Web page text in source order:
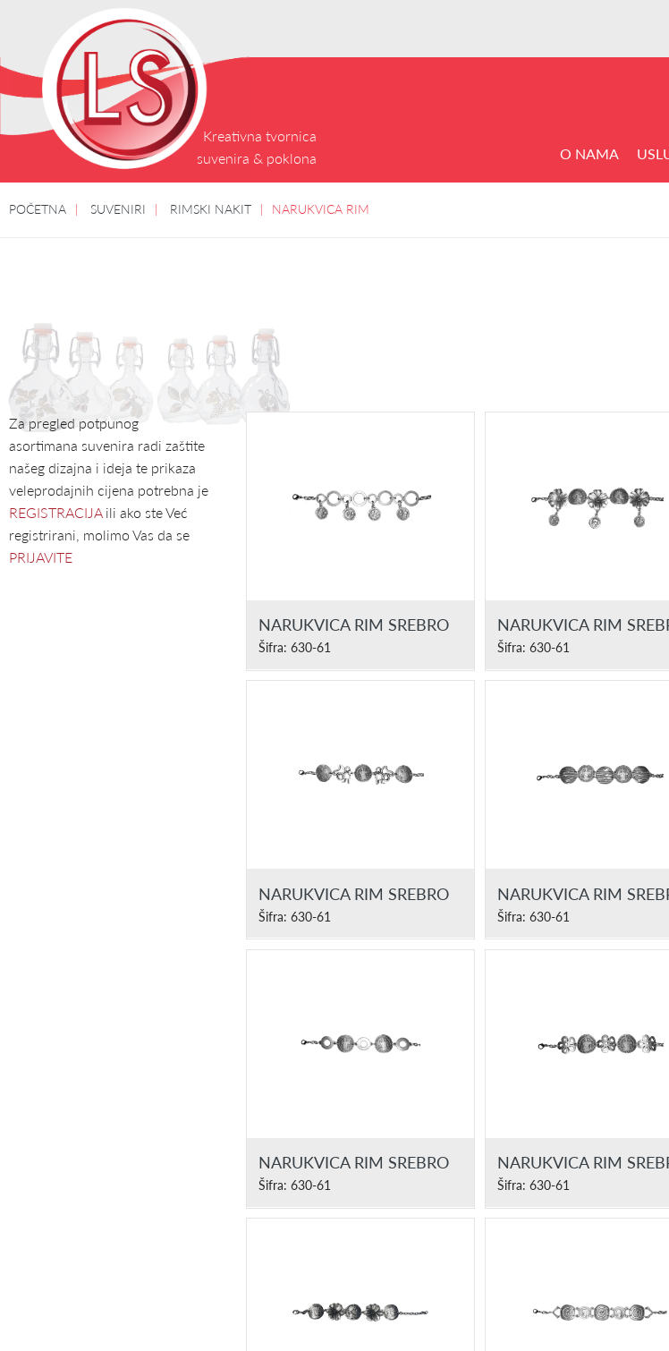
Kreativna tvornica
suvenira & poklona
O NAMA
POČETNA SUVENIRI RIMSKI NAKIT NARUKVICA RIM
Za pregled potpunog
asortimana suvenira radi zaštite
našeg dizajna i ideja te prikaza
veleprodajnih cijena potrebna je
REGISTRACIJAili ako ste Već
registrirani, molimo Vas da se
PRIJAVITE
NARUKVICA RIM SREBRO
Šifra: 630-61
NARUKVICA RIM
Šifra: 630-61
NARUKVICA RIM SREBRO
Šifra: 630-61
NARUKVICA RIM
Šifra: 630-61
NARUKVICA RIM SREBRO
Šifra: 630-61
NARUKVICA RIM
Šifra: 630-61